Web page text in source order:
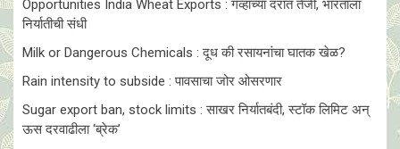
Opportunities India Wheat Exports : गव्हाच्या दरात तेजी, भारताला
निर्यातीची संधी
Milk or Dangerous Chemicals : दूध की रसायनांचा घातक खेळ?
Rain intensity to subside : पावसाचा जोर ओसरणार
Sugar export ban, stock limits : साखर निर्यातबंदी, स्टॉक लिमिट अन्
ऊस दरवाढीला ‘ब्रेक’